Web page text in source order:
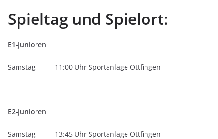
Spieltag und Spielort:
E1-Junioren
Samstag 11:00 Uhr Sportanlage Ottfingen
E2-Junioren
Samstag 13:45 Uhr Sportanlage Ottfingen